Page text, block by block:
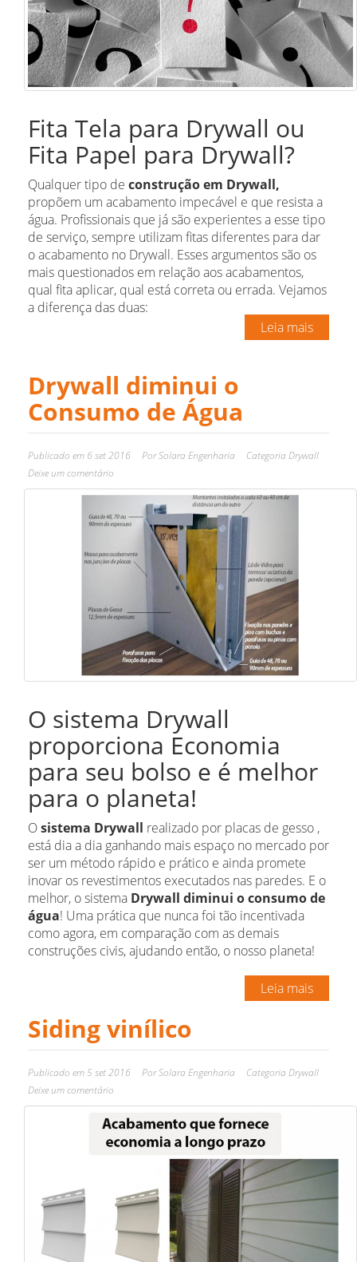
Fita Tela para Drywall ou
Fita Papel para Drywall?
Qualquer tipo de construção em Drywall,
propõem um acabamento impecável e que resista a
água. Profissionais que já são experientes a esse tipo
de serviço, sempre utilizam fitas diferentes para dar
o acabamento no Drywall. Esses argumentos são os
mais questionados em relação aos acabamentos,
qual fita aplicar, qual está correta ou errada. Vejamos
a diferença das duas:
Leia mais
Drywall diminui o
Consumo de Água
Publicado em 6 set 2016 PorSolara Engenharia Categoria Drywall
Deixe um comentário
O sistema Drywall
proporciona Economia
para seu bolso e é melhor
para o planeta!
Osistema Drywall realizado por placas de gesso ,
está dia a dia ganhando mais espaço no mercado por
ser um método rápido e prático e ainda promete
inovar os revestimentos executados nas paredes. E o
melhor, o sistema Drywall diminui o consumo de
água! Uma prática que nunca foi tão incentivada
como agora, em comparação com as demais
construções civis, ajudando então, o nosso planeta!
Leia mais
Siding vinílico
Publicado em5 set 2016 PorSolara Engenharia Categoria Drywall
Deixe um comentário